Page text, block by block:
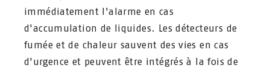
immédiatement l'alarme en cas
d'accumulation de liquides. Les détecteurs de
fumée et de chaleur sauvent des vies en cas
d'urgence et peuvent être intégrés à la fois de